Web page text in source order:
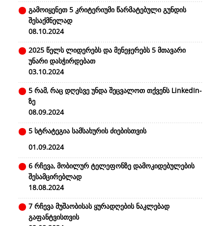
გამოიყენეთ 5 კრიტერიუმი წარმატებული გუნდის
შესაქმნელად
08.10.2024
2025 წელს ლიდერებს და მენეჯერებს 5 მთავარი
უნარი დასჭირდებათ
03.10.2024
5 რამ, რაც დღესვე უნდა შეცვალოთ თქვენს LinkedIn-
ზე
08.09.2024
5 სტრატეგია სამსახურის ძიებისთვის
01.09.2024
6 რჩევა, მობილურ ტელეფონზე დამოკიდებულების
შესამცირებლად
18.08.2024
7 რჩევა მუშაობისას ყურადღების ნაკლებად
გაფანტვისთვის